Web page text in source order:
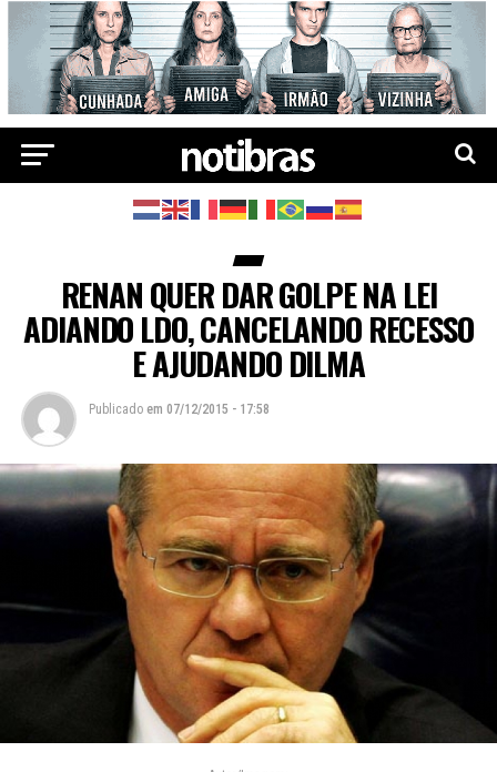
RENAN QUER DAR GOLPE NA LEI
ADIANDO LDO, CANCELANDO RECESSO
E AJUDANDO DILMA
Publicado em 07/12/2015 - 17:58